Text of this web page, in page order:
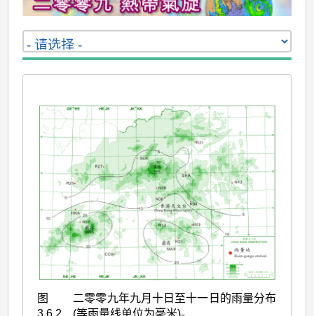
图
3.6.2
二零零九年九月十日至十一日的雨量分布
(等雨量线单位为毫米)。